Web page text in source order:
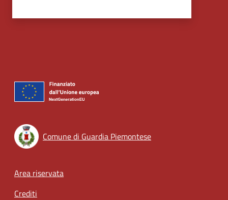
Comune di Guardia Piemontese
Footer menu
Area riservata
Crediti